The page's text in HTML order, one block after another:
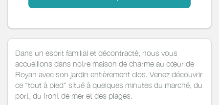
Dans un esprit familial et décontracté, nous vous
accueillons dans notre maison de charme au cœur de
Royan avec son jardin entièrement clos. Venez découvrir
ce "tout à pied" situé à quelques minutes du marché, du
port, du front de mer et des plages.